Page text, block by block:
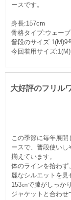
ースです。
身長:157cm
骨格タイプ:ウェーブ
普段のサイズ:1(M)9
今回着用サイズ
大好評のフリル
この季節に毎年展
ースで、普段使いし
揃えています。
体のラインを拾わ
麗なシルエットを見
153㎝で膝がしっか
ジャケットと合わ